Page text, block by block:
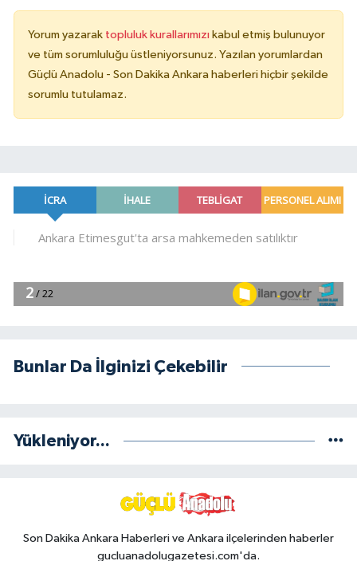
Yorum yazarak topluluk kurallarımızı kabul etmiş bulunuyor
ve tüm sorumluluğu üstleniyorsunuz. Yazılan yorumlardan
Güçlü Anadolu - Son Dakika Ankara haberleri hiçbir şekilde
sorumlu tutulamaz.
Bunlar Da İlginizi Çekebilir
Yükleniyor...
Son Dakika Ankara Haberleri ve Ankara ilçelerinden haberler
gucluanadolugazetesi.com'da.